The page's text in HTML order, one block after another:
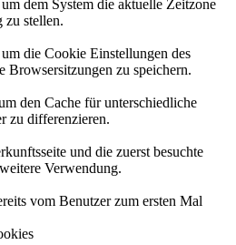
dem System die aktuelle Zeitzone
zu stellen.
die Cookie Einstellungen des
Browsersitzungen zu speichern.
den Cache für unterschiedliche
zu differenzieren.
und die zuerst besuchte
Verwendung.
vom Benutzer zum ersten Mal